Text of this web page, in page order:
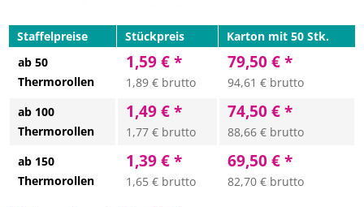
Staffelpreise Stückpreis
Karton mit 50 Stk.
ab 50
Thermorollen
1,59 € *
1,89 € brutto
79,50 € *
94,61 € brutto
ab 100
Thermorollen
1,49 € *
1,77 € brutto
74,50 € *
88,66 € brutto
ab 150
Thermorollen
1,39 € *
1,65 € brutto
69,50 € *
82,70 € brutto